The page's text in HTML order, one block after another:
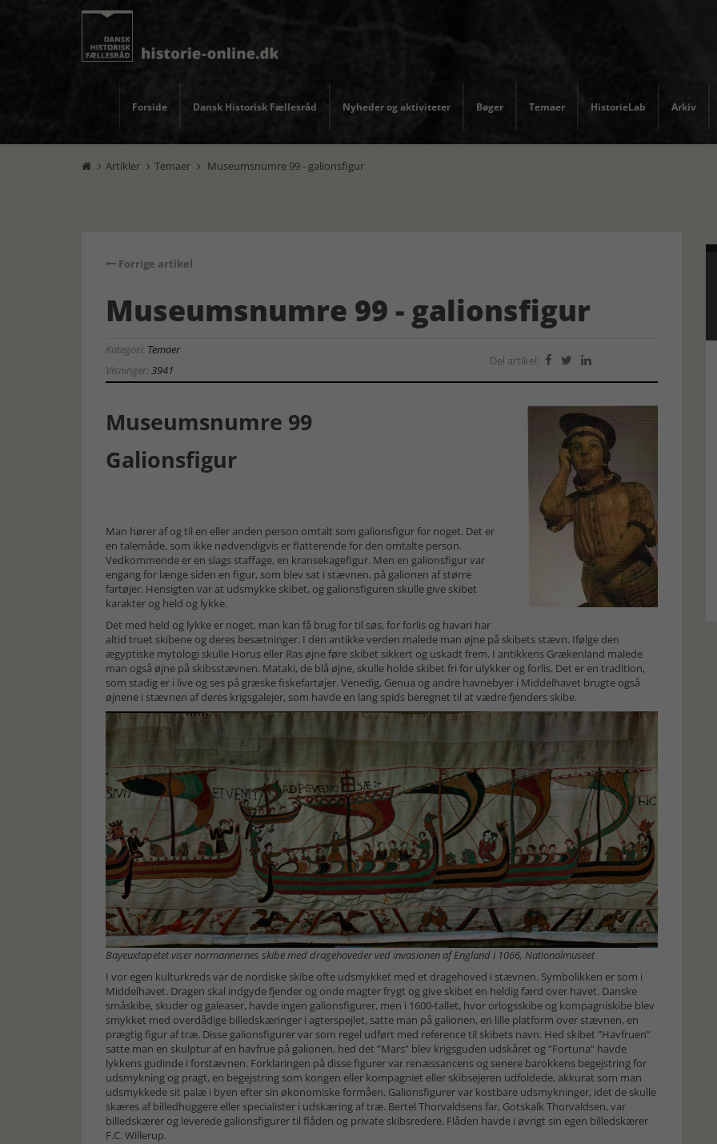
Forside Dansk Historisk Fællesråd Nyheder og aktiviteter Bøger Temaer HistorieLab Arkiv
 Artikler  Temaer  Museumsnumre 99 - galionsfigur
Forrige artikel
Museumsnumre 99 - galionsfigur
Kategori: Temaer
Visninger:3941
Del artikel:   
Museumsnumre 99
Galionsfigur
Man hører af og til en eller anden person omtalt som galionsfigur for noget. Det er
en talemåde, som ikke nødvendigvis er flatterende for den omtalte person.
Vedkommende er en slags staffage, en kransekagefigur. Men en galionsfigur var
engang for længe siden en figur, som blev sat i stævnen, på galionen af større
fartøjer. Hensigten var at udsmykke skibet, og galionsfiguren skulle give skibet
karakter og held og lykke.
Det med held og lykke er noget, man kan få brug for til søs, for forlis og havari har
altid truet skibene og deres besætninger. I den antikke verden malede man øjne på skibets stævn. Ifølge den
ægyptiske mytologi skulle Horus eller Ras øjne føre skibet sikkert og uskadt frem. I antikkens Grækenland malede
man også øjne på skibsstævnen. Mataki, de blå øjne, skulle holde skibet fri for ulykker og forlis. Det er en tradition,
som stadig er i live og ses på græske fiskefartøjer. Venedig, Genua og andre havnebyer i Middelhavet brugte også
øjnene i stævnen af deres krigsgalejer, som havde en lang spids beregnet til at vædre fjenders skibe.
Bayeuxtapetet viser normannernes skibe med dragehoveder ved invasionen af England i 1066, Nationalmuseet
I vor egen kulturkreds var de nordiske skibe ofte udsmykket med et dragehoved i stævnen. Symbolikken er som i
Middelhavet. Dragen skal indgyde fjender og onde magter frygt og give skibet en heldig færd over havet. Danske
småskibe, skuder og galeaser, havde ingen galionsfigurer, men i 1600-tallet, hvor orlogsskibe og kompagniskibe blev
smykket med overdådige billedskæringer i agterspejlet, satte man på galionen, en lille platform over stævnen, en
prægtig figur af træ. Disse galionsfigurer var som regel udført med reference til skibets navn. Hed skibet ”Havfruen”
satte man en skulptur af en havfrue på galionen, hed det ”Mars” blev krigsguden udskåret og ”Fortuna” havde
lykkens gudinde i forstævnen. Forklaringen på disse figurer var renæssancens og senere barokkens begejstring for
udsmykning og pragt, en begejstring som kongen eller kompagniet eller skibsejeren udfoldede, akkurat som man
udsmykkede sit palæ i byen efter sin økonomiske formåen. Galionsfigurer var kostbare udsmykninger, idet de skulle
skæres af billedhuggere eller specialister i udskæring af træ. Bertel Thorvaldsens far, Gotskalk Thorvaldsen, var
billedskærer og leverede galionsfigurer til flåden og private skibsredere. Flåden havde i øvrigt sin egen billedskærer
F.C. Willerup.